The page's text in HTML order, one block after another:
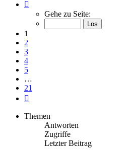
von
Gehe zu Seite:
1
2
3
4
5
…
21
Themen
Antworten
Zugriffe
Letzter Beitrag